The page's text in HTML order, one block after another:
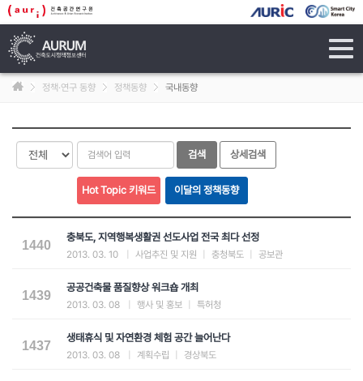
정책·연구 동향 정책동향 국내동향
1440
충북도, 지역행복생활권 선도사업 전국 최다 선정
2013. 03. 10 사업추진 및 지원 충청북도 공보관
1439
공공건축물 품질향상 워크숍 개최
2013. 03. 08 행사 및 홍보 특허청
1437
생태휴식 및 자연환경 체험 공간 늘어난다
2013. 03. 08 계획수립 경상북도